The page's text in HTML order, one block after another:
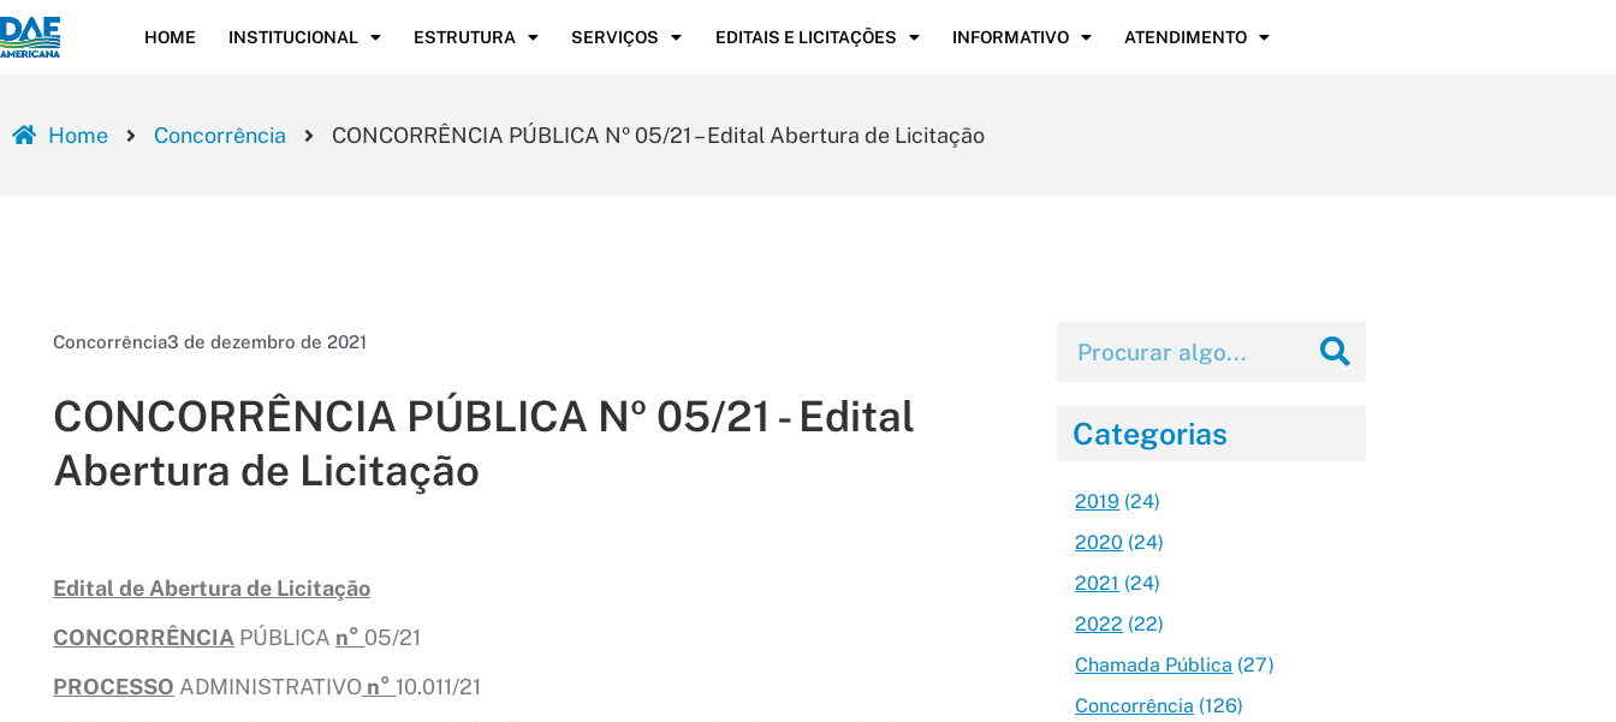
HOME INSTITUCIONAL ESTRUTURA SERVIÇOS EDITAIS E LICITAÇÕES INFORMATIVO ATENDIMENTO
Home Concorrência CONCORRÊNCIA PÚBLICA Nº 05/21 – Edital Abertura de Licitação
Concorrência3 de dezembro de 2021
CONCORRÊNCIA PÚBLICA Nº 05/21 - Edital
Abertura de Licitação
Edital de Abertura de Licitação
CONCORRÊNCIA PÚBLICA n° 05/21
PROCESSO ADMINISTRATIVO n° 10.011/21
Categorias
2019 (24)
2020 (24)
2021 (24)
2022 (22)
Chamada Pública (27)
Concorrência (126)